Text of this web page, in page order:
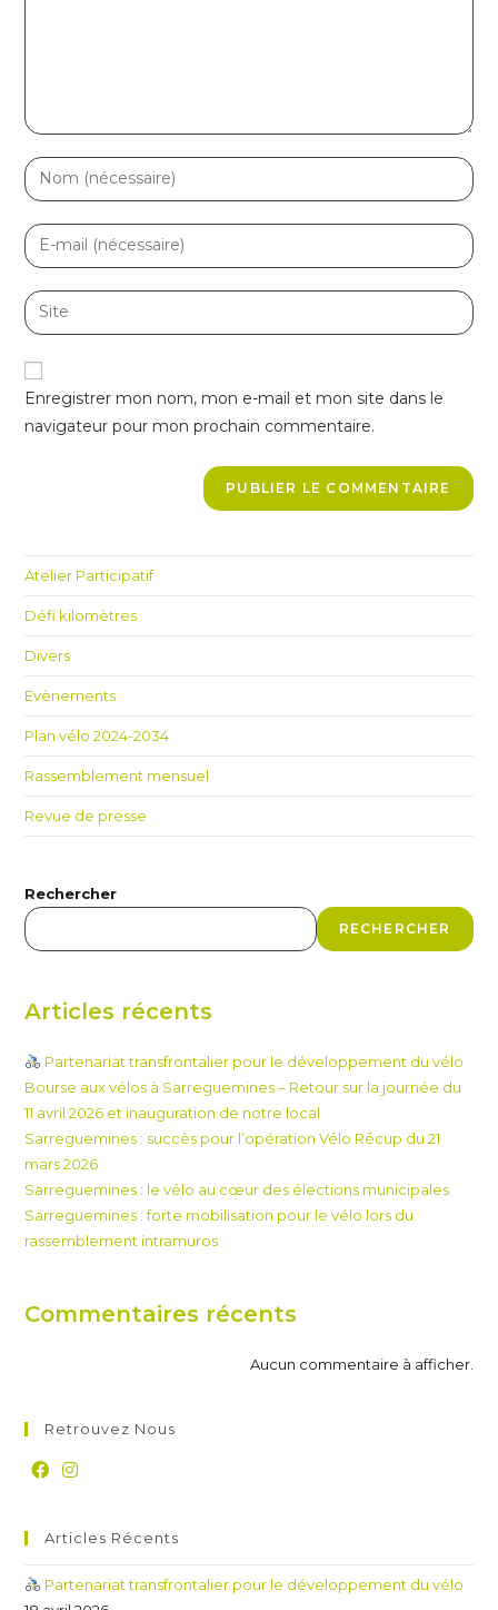
Enter
your
name
or
to
comment
Enter
your
email
address
comment
Enter
your
website
URL
(optional)
Enregistrer mon nom, mon e-mail et mon site dans le
navigateur pour mon prochain commentaire.
Atelier Participatif
Défi kilomètres
Divers
Evènements
Plan vélo 2024-2034
Rassemblement mensuel
Revue de presse
Rechercher
RECHERCHER
Articles récents
Partenariat transfrontalier pour le développement du vélo
Bourse aux vélos à Sarreguemines – Retour sur la journée du
11 avril 2026 et inauguration de notre local
Sarreguemines : succès pour l’opération Vélo Récup du 21
mars 2026
Sarreguemines : le vélo au cœur des élections municipales
Sarreguemines : forte mobilisation pour le vélo lors du
rassemblement intramuros
Commentaires récents
Aucun commentaire à afficher.
Retrouvez Nous
Articles Récents
Partenariat transfrontalier pour le développement du vélo